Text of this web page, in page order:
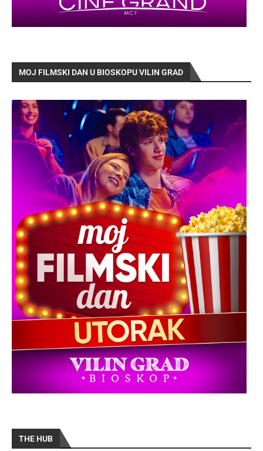
MOJ FILMSKI DAN U BIOSKOPU VILIN GRAD
THE HUB